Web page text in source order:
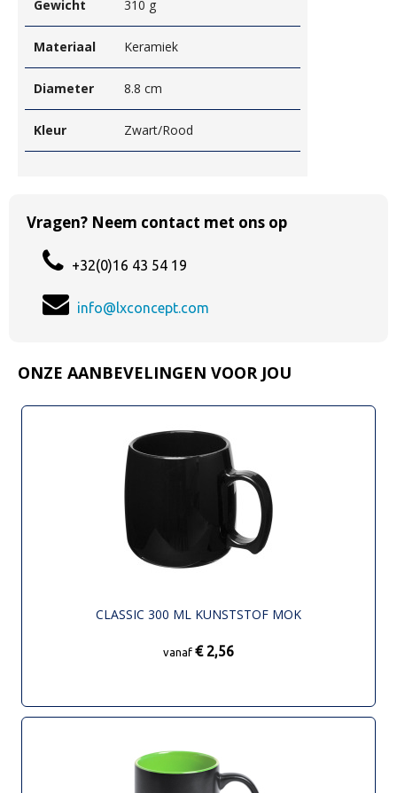
Gewicht 310 g
Materiaal Keramiek
Diameter 8.8 cm
Kleur Zwart/Rood
Vragen? Neem contact met ons op
+32(0)16 43 54 19
info@lxconcept.com
ONZE AANBEVELINGEN VOOR JOU
CLASSIC 300 ML KUNSTSTOF MOK
vanaf € 2,56